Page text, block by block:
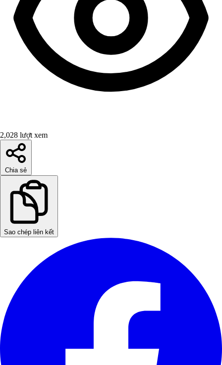
2,028 lượt xem
Chia sẻ
Sao chép liên kết